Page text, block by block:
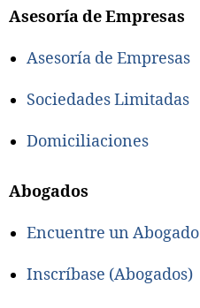
Asesoría de Empresas
Asesoría de Empresas
Sociedades Limitadas
Domiciliaciones
Abogados
Encuentre un Abogado
Inscríbase (Abogados)